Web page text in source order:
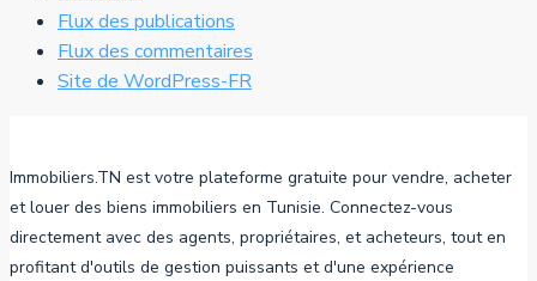
Flux des publications
Flux des commentaires
Site de WordPress-FR
Immobiliers.TN est votre plateforme gratuite pour vendre, acheter
et louer des biens immobiliers en Tunisie. Connectez-vous
directement avec des agents, propriétaires, et acheteurs, tout en
profitant d'outils de gestion puissants et d'une expérience